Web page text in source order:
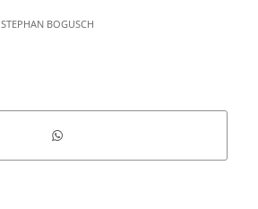
STEPHAN BOGUSCH